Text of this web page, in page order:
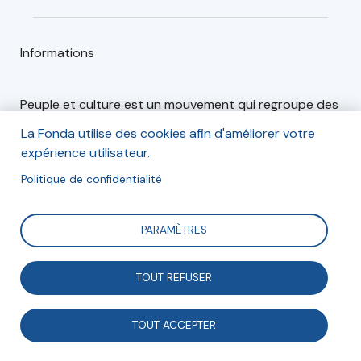
Informations
Peuple et culture est un mouvement qui regroupe des
Articles (1) Événements (0)
Engagement
La Fonda utilise des cookies afin d'améliorer votre
expérience utilisateur.
Politique de confidentialité
PARAMÈTRES
TOUT REFUSER
TOUT ACCEPTER